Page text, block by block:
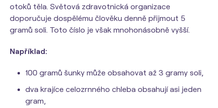
otoků těla. Světová zdravotnická organizace
doporučuje dospělému člověku denně přijmout 5
gramů soli. Toto číslo je však mnohonásobně vyšší.
Například:
100 gramů šunky může obsahovat až 3 gramy soli,
dva krajíce celozrnného chleba obsahují asi jeden
gram,